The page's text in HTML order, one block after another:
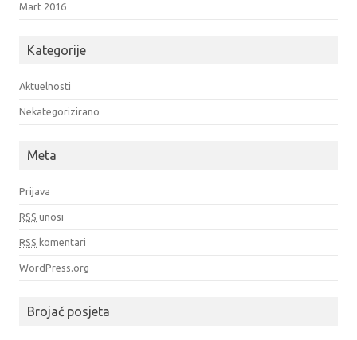
Mart 2016
Kategorije
Aktuelnosti
Nekategorizirano
Meta
Prijava
RSS unosi
RSS komentari
WordPress.org
Brojač posjeta